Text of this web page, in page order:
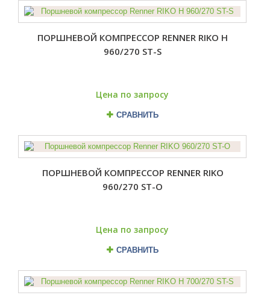
ПОРШНЕВОЙ КОМПРЕССОР RENNER RIKO H
960/270 ST-S
Цена по запросу
СРАВНИТЬ
ПОРШНЕВОЙ КОМПРЕССОР RENNER RIKO
960/270 ST-O
Цена по запросу
СРАВНИТЬ